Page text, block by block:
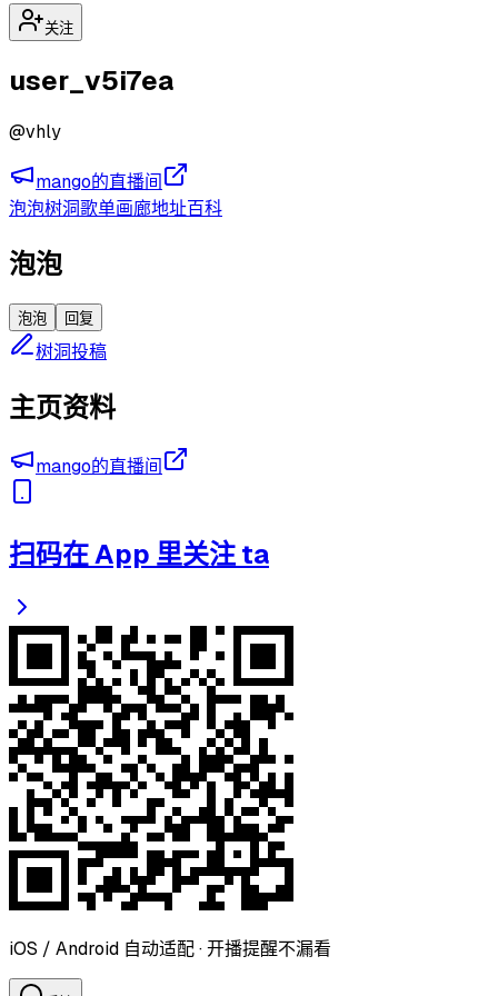
关注
user_v5i7ea
@vhly
mango的直播间
泡泡树洞歌单画廊地址百科
泡泡
泡泡 回复
树洞投稿
主页资料
mango的直播间
扫码在 App 里关注 ta
iOS / Android 自动适配 · 开播提醒不漏看